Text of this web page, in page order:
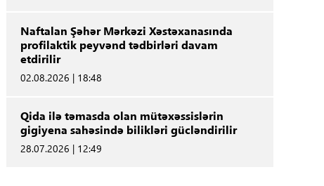
Naftalan Şəhər Mərkəzi Xəstəxanasında
profilaktik peyvənd tədbirləri davam
etdirilir
02.08.2026 | 18:48
Qida ilə təmasda olan mütəxəssislərin
gigiyena sahəsində bilikləri gücləndirilir
28.07.2026 | 12:49